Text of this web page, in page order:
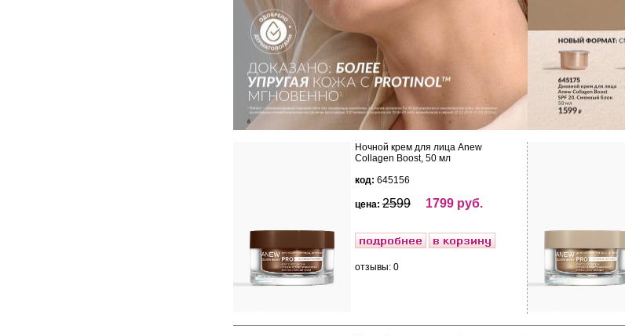
Ночной крем для лица Anew
Collagen Boost, 50 мл
код: 645156
цена: 2599 1799 руб.
отзывы: 0